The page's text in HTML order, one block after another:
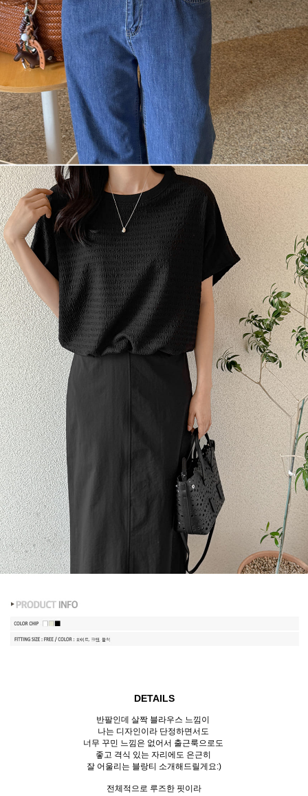
DETAILS
반팔인데 살짝 블라우스 느낌이
나는 디자인이라 단정하면서도
너무 꾸민 느낌은 없어서 출근룩으로도
좋고 격식 있는 자리에도 은근히
잘 어울리는 블랑티 소개해드릴게요:)
전체적으로 루즈한 핏이라